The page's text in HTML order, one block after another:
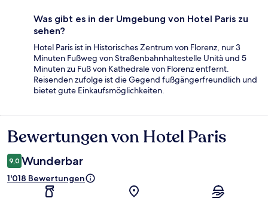
Was gibt es in der Umgebung von Hotel Paris zu
sehen?
Hotel Paris ist in Historisches Zentrum von Florenz, nur 3
Minuten Fußweg von Straßenbahnhaltestelle Unità und 5
Minuten zu Fuß von Kathedrale von Florenz entfernt.
Reisenden zufolge ist die Gegend fußgängerfreundlich und
bietet gute Einkaufsmöglichkeiten.
Bewertungen
Bewertungen von Hotel Paris
9,0 Wunderbar
1'018 Bewertungen